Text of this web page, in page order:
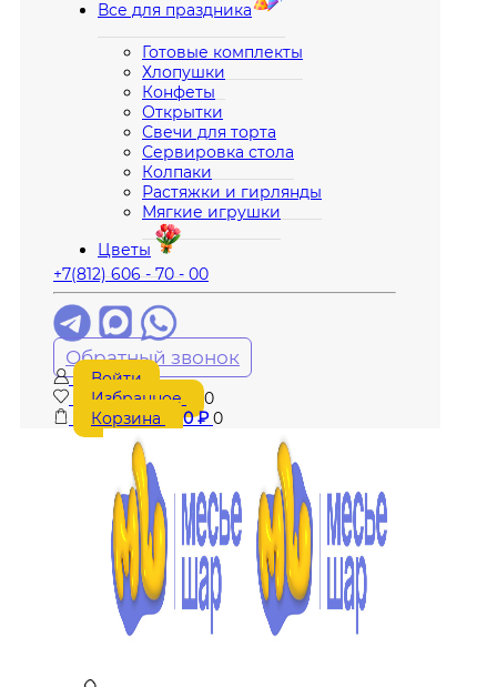
Все для праздника
Готовые комплекты
Хлопушки
Конфеты
Открытки
Свечи для торта
Сервировка стола
Колпаки
Растяжки и гирлянды
Мягкие игрушки
Цветы
+7(812) 606 - 70 - 00
Обратный звонок
Войти
Избранное
0
Корзина
0₽ 0